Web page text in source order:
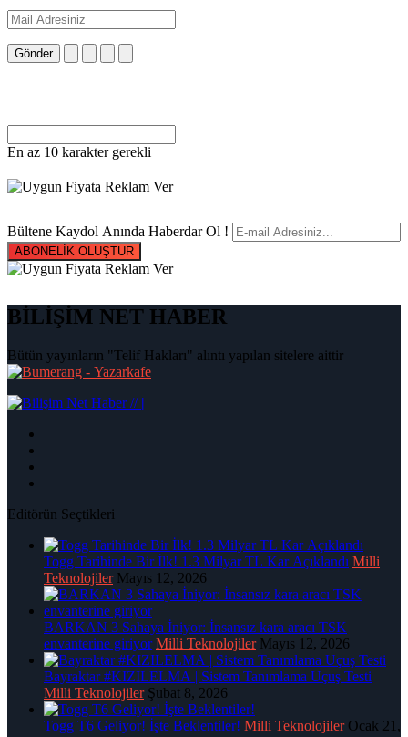
Gönder
En az 10 karakter gerekli
Bültene Kaydol Anında Haberdar Ol !
ABONELİK OLUŞTUR
BİLİŞİM NET HABER
Bütün yayınların "Telif Hakları" alıntı yapılan sitelere aittir
|
Editörün Seçtikleri
Togg Tarihinde Bir İlk! 1.3 Milyar TL Kar Açıklandı Milli
Teknolojiler Mayıs 12, 2026
BARKAN 3 Sahaya İniyor: İnsansız kara aracı TSK
envanterine giriyor Milli Teknolojiler Mayıs 12, 2026
Bayraktar #KIZILELMA | Sistem Tanımlama Uçuş Testi
Milli Teknolojiler Şubat 8, 2026
Togg T6 Geliyor! İşte Beklentiler! Milli Teknolojiler Ocak 21,